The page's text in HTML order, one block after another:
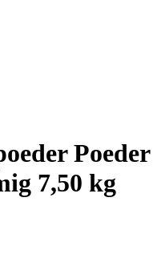
Poeder
7,50 kg